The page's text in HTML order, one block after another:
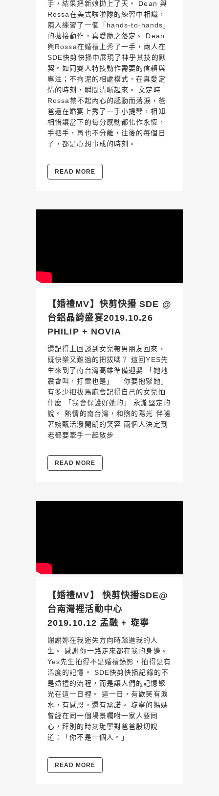
手，結果把新娘拋上了天。 Dean 與
Rossa在美式啦啦隊的練習中相識，
兩人練習了一個「hands-to-hands」
的拋接動作，真愛隨之落定。 Dean
與Rossa在婚禮上秀了一手，兩人在
SDE快剪快播中展現了神乎其技的默
契。如同雙人特技動作需要的信賴與
專注；不拘泥的相處模式，在真愛定
情的時刻，瞬間清晰起來。 文定時
Rossa禁不起內心的感動而落淚，爸
爸還在婚宴上秀了一手小提琴，相知
相惜讓當下的每分感動都化作永恆，
手把手，再也不分離，往後的每個日
子，都是心想事成的時刻。
READ MORE
【婚禮MV】快剪快播 SDE @
台鋁晶綺盛宴2019.10.26
PHILIP + NOVIA
還記得上回談到女兒帶男朋友回來，
既快樂又難過的把拔嗎？ 這回YES先
生來到了南台灣高雄準備迎娶 「她地
震會叫，打雷也是」 「你要抱緊她」
有多少把拔馬麻會記得自己的女兒怕
什麼 「我會保護好她的」 永瀧堅定的
說。 熱情的南台灣，和煦的陽光 伴隨
著婉甄活潑開朗的笑容 兩個人決定到
老都要牽手一起散步
READ MORE
【婚禮MV】 快剪快播SDE@
台南灣裡活動中心
2019.10.12 孟融 + 琁寧
謝謝妳在我迷失方向時踏進我的人
生。 感謝你一路走來都在我的身邊。
Yes先生拍得不是婚禮錄影，拍得是有
溫度的記憶。 SDE快剪快播記錄的不
是婚禮的流程，而是讓人們的記憶聚
光在這一日裡。 這一日，有歡笑有淚
水，有感恩，還有承諾。 琁寧的媽媽
曾經在同一個場景囑咐一家人要同
心，拜別的時刻琁寧對爸爸殷切說
道：「你不是一個人。」
READ MORE